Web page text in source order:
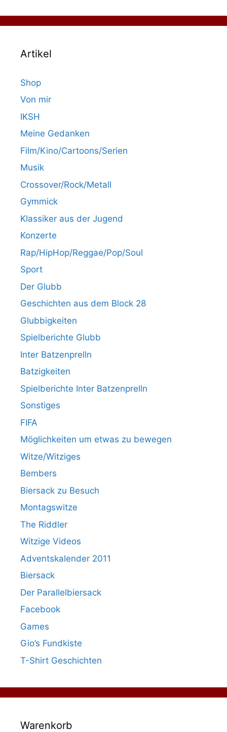
Artikel
Shop
Von mir
IKSH
Meine Gedanken
Film/Kino/Cartoons/Serien
Musik
Crossover/Rock/Metall
Gymmick
Klassiker aus der Jugend
Konzerte
Rap/HipHop/Reggae/Pop/Soul
Sport
Der Glubb
Geschichten aus dem Block 28
Glubbigkeiten
Spielberichte Glubb
Inter Batzenprelln
Batzigkeiten
Spielberichte Inter Batzenprelln
Sonstiges
FIFA
Möglichkeiten um etwas zu bewegen
Witze/Witziges
Bembers
Biersack zu Besuch
Montagswitze
The Riddler
Witzige Videos
Adventskalender 2011
Biersack
Der Parallelbiersack
Facebook
Games
Gio’s Fundkiste
T-Shirt Geschichten
Warenkorb